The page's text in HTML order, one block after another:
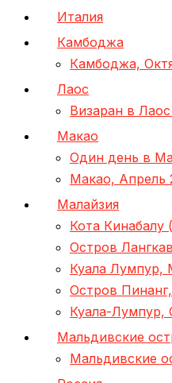
Италия
Камбоджа
Камбоджа,
Лаос
Визаран в
Макао
Один день в
Макао, Апрель
Малайзия
Кота
Остров
Куала Лумпур,
Остров
Куала-Лумпур,
Мальдивские
Мальдивские